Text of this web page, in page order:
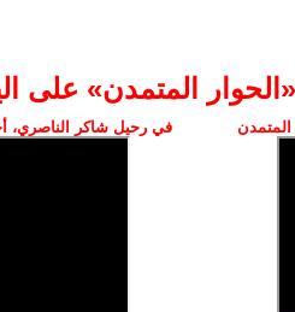
المتمدن» على
في رحيل شاكر الناصري،